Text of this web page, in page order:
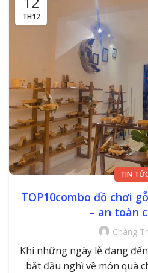
TH12
TIN
TOP10combo đồ chơi
– an toàn
Chàng
Khi những ngày lễ đang
bắt đầu nghĩ về món quà